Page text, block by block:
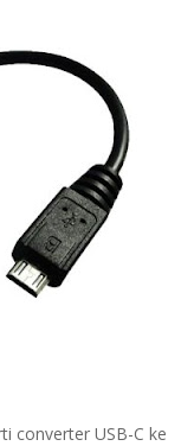
converter USB-C ke